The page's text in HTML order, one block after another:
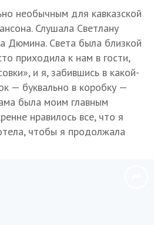
необычным для кавказской
Слушала Светлану
Дюмина. Света была близкой
приходила к нам в гости,
и я, забившись в какой-
— буквально в коробку —
была моим главным
нравилось все, что я
чтобы я продолжала